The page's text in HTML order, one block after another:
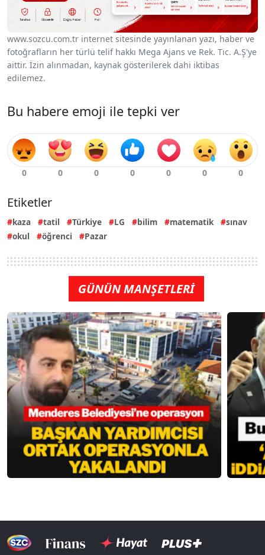
www.sozcu.com.tr internet sitesinde yayınlanan yazı, haber ve
fotoğrafların her türlü telif hakkı Mega Ajans ve Rek. Tic. A.Ş'ye
aittir. İzin alınmadan, kaynak gösterilerek dahi iktibas
edilemez.
Bu habere emoji ile tepki ver
Etiketler
kaza tatil Türkiye LG bilim matematik
sınav
okul
öğrenci Pazar
GÜNÜN MANŞETLERİ